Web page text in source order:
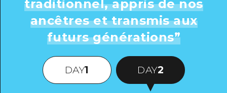
traditionnel, appris de nos
ancêtres et transmis aux
futurs générations”
DAY1 DAY2